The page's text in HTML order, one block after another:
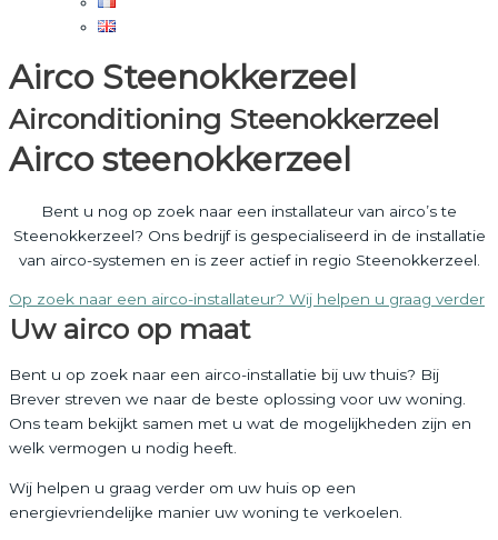
Airco Steenokkerzeel
Airconditioning Steenokkerzeel
Airco steenokkerzeel
Bent u nog op zoek naar een installateur van airco’s te
Steenokkerzeel? Ons bedrijf is gespecialiseerd in de installatie
van airco-systemen en is zeer actief in regio Steenokkerzeel.
Op zoek naar een airco-installateur? Wij helpen u graag verder
Uw airco op maat
Bent u op zoek naar een airco-installatie bij uw thuis? Bij
Brever streven we naar de beste oplossing voor uw woning.
Ons team bekijkt samen met u wat de mogelijkheden zijn en
welk vermogen u nodig heeft.
Wij helpen u graag verder om uw huis op een
energievriendelijke manier uw woning te verkoelen.